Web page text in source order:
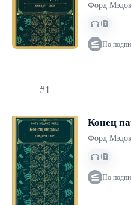
Форд
По
#1
Конец
Форд
По